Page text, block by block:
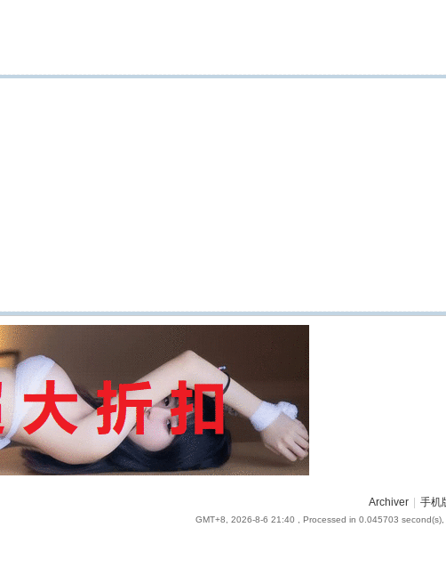
Archiver 手机
GMT+8, 2026-8-6 21:40 , Processed in 0.045703